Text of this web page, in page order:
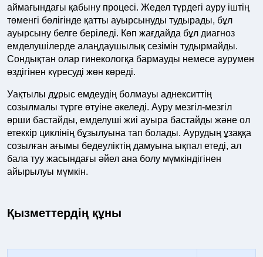
аймағындағы қабыну процесі. Жедел түрдегі ауру іштің
төменгі бөлігінде қатты ауырсынуды тудырады, бұл
ауырсыну белге беріледі. Көп жағдайда бұл диагноз
емделушілерде алаңдаушылық сезімін тудырмайды.
Сондықтан олар гинекологқа бармауды немесе аурумен
өздігінен күресуді жөн көреді.
Уақтылы дұрыс емдеудің болмауы аднекситтің
созылмалы түрге өтуіне әкеледі. Ауру мезгіл-мезгіл
өрши бастайды, емделуші жиі ауыра бастайды және ол
етеккір циклінің бұзылуына тап болады. Аурудың ұзаққа
созылған ағымы бедеуліктің дамуына ықпал етеді, ал
бала туу жасындағы әйел ана болу мүмкіндігінен
айырылуы мүмкін.
Қызметтердің құны